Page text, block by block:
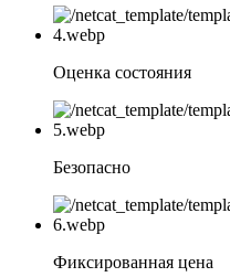
Оценка состояния
Безопасно
Фиксированная цена